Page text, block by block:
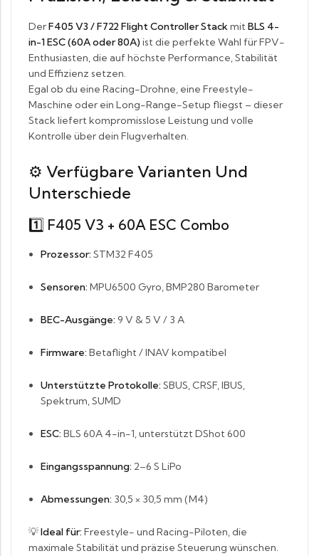
DerF405 V3 / F722 Flight Controller Stackmit BLS 4-
in-1 ESC (60A oder 80A) ist die perfekte Wahl für FPV-
Enthusiasten, die auf höchste Performance, Stabilität
und Effizienz setzen.
Egal ob du eine Racing-Drohne, eine Freestyle-
Maschine oder ein Long-Range-Setup fliegst – dieser
Stack liefert kompromisslose Leistung und volle
Kontrolle über dein Flugverhalten.
⚙️ Verfügbare Varianten Und
Unterschiede
1️⃣ F405 V3 + 60A ESC Combo
Prozessor: STM32 F405
Sensoren: MPU6500 Gyro, BMP280 Barometer
BEC-Ausgänge: 9 V & 5 V / 3 A
Firmware: Betaflight / INAV kompatibel
Unterstützte Protokolle: SBUS, CRSF, IBUS,
Spektrum, SUMD
ESC: BLS 60A 4-in-1, unterstützt DShot 600
Eingangsspannung: 2–6 S LiPo
Abmessungen: 30,5 × 30,5 mm (M4)
💡Ideal für: Freestyle- und Racing-Piloten, die
maximale Stabilität und präzise Steuerung wünschen.